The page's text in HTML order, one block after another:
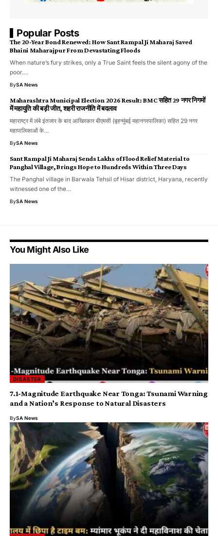
Popular Posts
The 20-Year Bond Renewed: How Sant Rampal Ji Maharaj Saved
Bhaini Maharajpur From Devastating Floods
When nature’s fury strikes, only a True Saint feels the silent agony of the
poor.…
BySA News
Maharashtra Municipal Election 2026 Result: BMC सहित 29 नगर निगमों
में महायुति की बड़ी जीत, शहरी राजनीति में बदलाव
महाराष्ट्र में लंबे इंतजार के बाद आखिरकार बीएमसी (बृहन्मुंबई महानगरपालिका) सहित 29 नगर
महापालिकाओं के…
BySA News
Sant Rampal Ji Maharaj Sends Lakhs of Flood Relief Material to
Panghal Village, Brings Hope to Hundreds Within Three Days
The Panghal village in Barwala Tehsil of Hisar district, Haryana, recently
witnessed one of the…
BySA News
You Might Also Like
DISASTER
7.1-Magnitude Earthquake Near Tonga: Tsunami Warning
and a Nation’s Response to Natural Disasters
BySA News